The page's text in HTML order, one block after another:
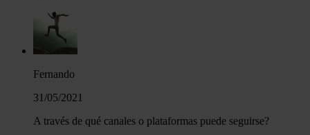
Fernando
31/05/2021
A través de qué canales o plataformas puede seguirse?